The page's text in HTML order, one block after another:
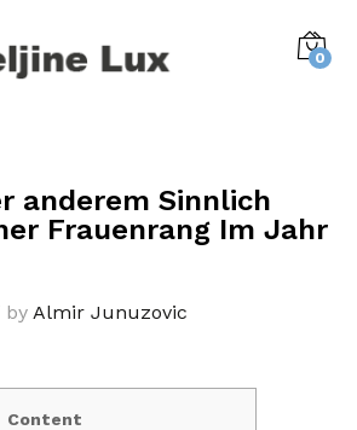
0
anderem Sinnlich
Frauenrang Im Jahr
by Almir Junuzovic
Content